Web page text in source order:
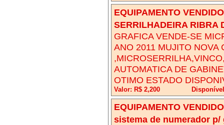
EQUIPAMENTO
SERRILHADEIRA RIBRA
GRAFICA VENDE-SE
ANO 2011 MUJITO NOVA
AUTOMATICA DE
OTIMO ESTADO
Valor: R$ 2,200
EQUIPAMENTO
sistema de numerador p/